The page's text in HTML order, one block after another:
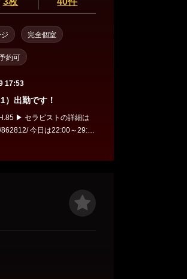
完全個室
約可
17:53
）出勤です！
細は
～29:00